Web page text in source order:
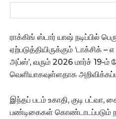
ராக்கிங் ஸ்டார் யாஷ் நடிப்பில்
ஏற்படுத்தியிருக்கும் ‘டாக்சிக்
அப்ஸ்’, வரும் 2026 மார்ச் 19-ம்
வெளியாகவுள்ளதாக
இந்தப் படம் உகாதி, குடி பட்வா,
பண்டிகைகள் கொண்டாடப்படும்